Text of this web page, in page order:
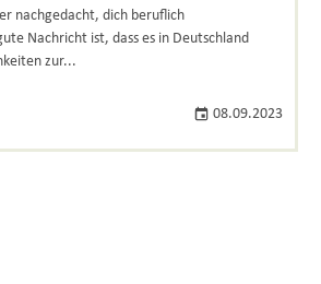
nachgedacht, dich beruflich
Nachricht ist, dass es in Deutschland
zur...
08.09.2023